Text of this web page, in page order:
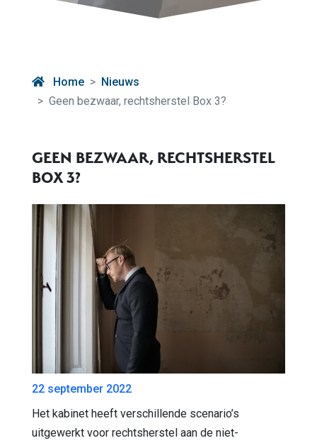
Home
Nieuws
Geen bezwaar, rechtsherstel Box 3?
GEEN BEZWAAR, RECHTSHERSTEL
BOX 3?
22 september 2022
Het kabinet heeft verschillende scenario’s
uitgewerkt voor rechtsherstel aan de niet-